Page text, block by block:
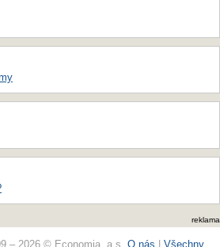
reklama
– 2026 © Economia, a.s. O nás Všechny